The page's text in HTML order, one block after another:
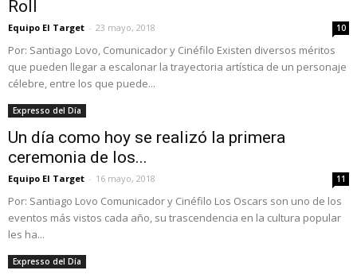
Roll
Equipo El Target - 23 mayo, 2018 10
Por: Santiago Lovo, Comunicador y Cinéfilo Existen diversos méritos
que pueden llegar a escalonar la trayectoria artística de un personaje
célebre, entre los que puede...
Expresso del Día
Un día como hoy se realizó la primera
ceremonia de los...
Equipo El Target - 16 mayo, 2018 11
Por: Santiago Lovo Comunicador y Cinéfilo Los Oscars son uno de los
eventos más vistos cada año, su trascendencia en la cultura popular
les ha...
Expresso del Día